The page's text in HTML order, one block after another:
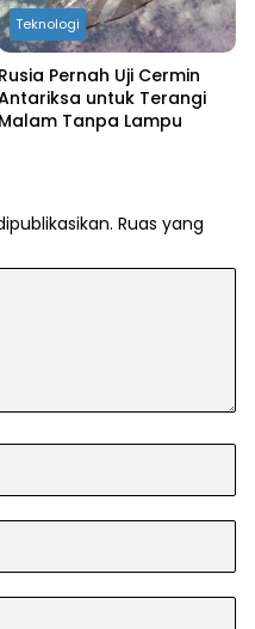
Teknologi
Rusia Pernah Uji Cermin
untuk Terangi
Malam Tanpa Lampu
Ruas yang